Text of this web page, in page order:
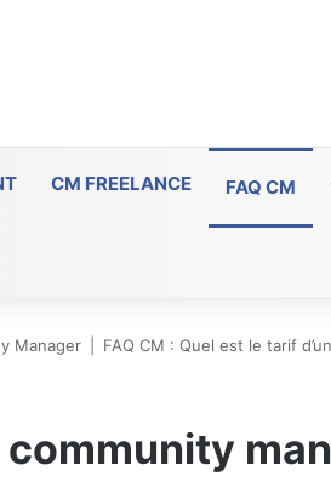
CM FREELANCE FAQ CM
Manager FAQ CM : Quel est le tarif
community